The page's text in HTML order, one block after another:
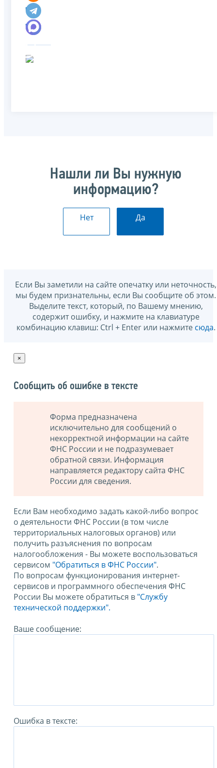
Нашли ли Вы нужную
информацию?
Нет Да
Если Вы заметили на сайте опечатку или неточность,
мы будем признательны, если Вы сообщите об этом.
Выделите текст, который, по Вашему мнению,
содержит ошибку, и нажмите на клавиатуре
комбинацию клавиш: Ctrl + Enter или нажмите сюда.
×
Сообщить об ошибке в тексте
Форма предназначена
исключительно для сообщений о
некорректной информации на сайте
ФНС России и не подразумевает
обратной связи. Информация
направляется редактору сайта ФНС
России для сведения.
Если Вам необходимо задать какой-либо вопрос
о деятельности ФНС России (в том числе
территориальных налоговых органов) или
получить разъяснения по вопросам
налогообложения - Вы можете воспользоваться
сервисом "Обратиться в ФНС России".
По вопросам функционирования интернет-
сервисов и программного обеспечения ФНС
России Вы можете обратиться в "Службу
технической поддержки".
Ваше сообщение:
Ошибка в тексте: